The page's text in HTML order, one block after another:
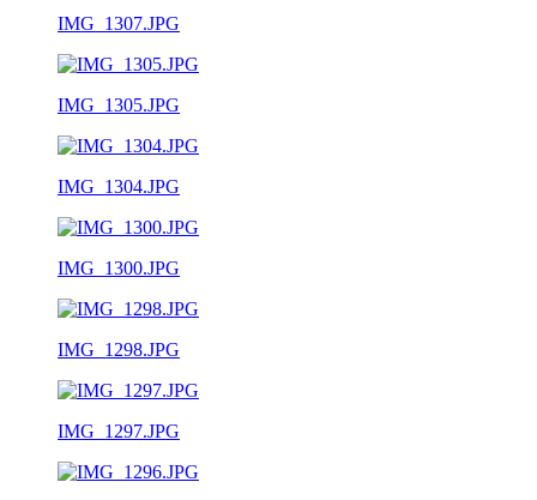
IMG_1307.JPG
IMG_1305.JPG
IMG_1304.JPG
IMG_1300.JPG
IMG_1298.JPG
IMG_1297.JPG